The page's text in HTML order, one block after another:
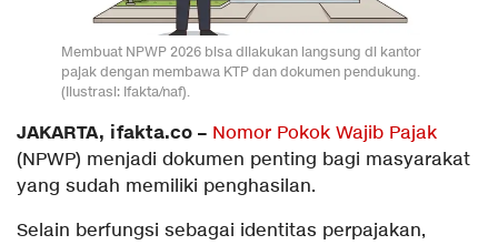
Membuat NPWP 2026 bisa dilakukan langsung di kantor
pajak dengan membawa KTP dan dokumen pendukung.
(Ilustrasi: Ifakta/naf).
JAKARTA, ifakta.co – Nomor Pokok Wajib Pajak
(NPWP) menjadi dokumen penting bagi masyarakat
yang sudah memiliki penghasilan.
Selain berfungsi sebagai identitas perpajakan,